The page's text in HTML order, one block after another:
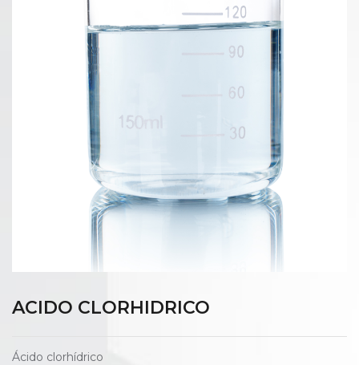
ACIDO CLORHIDRICO
Ácido clorhídrico